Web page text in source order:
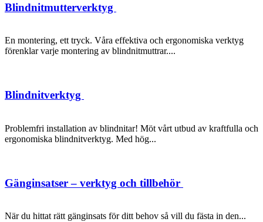
Blindnitmutterverktyg
En montering, ett tryck. Våra effektiva och ergonomiska verktyg
förenklar varje montering av blindnitmuttrar....
Blindnitverktyg
Problemfri installation av blindnitar! Möt vårt utbud av kraftfulla och
ergonomiska blindnitverktyg. Med hög...
Gänginsatser – verktyg och tillbehör
När du hittat rätt gänginsats för ditt behov så vill du fästa in den...